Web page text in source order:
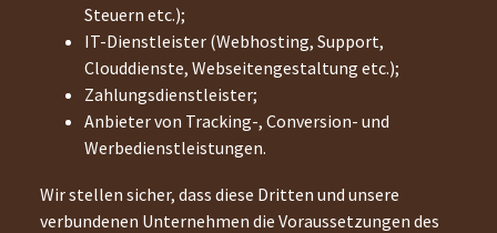
Steuern etc.);
IT-Dienstleister (Webhosting, Support,
Clouddienste, Webseitengestaltung etc.);
Zahlungsdienstleister;
Anbieter von Tracking-, Conversion- und
Werbedienstleistungen.
Wir stellen sicher, dass diese Dritten und unsere
verbundenen Unternehmen die Voraussetzungen des